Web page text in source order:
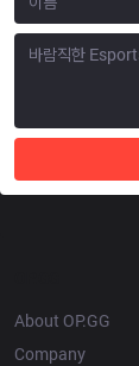
About OP.GG
Company